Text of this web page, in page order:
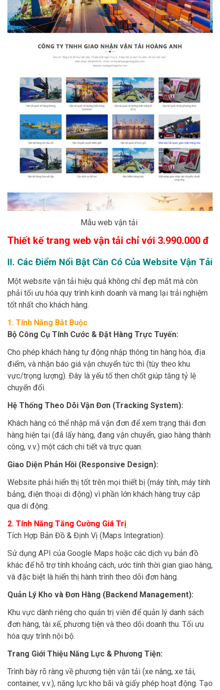
Mẫu web vận tải
Thiết kế trang web vận tải chỉ với 3.990.000 đ
II. Các Điểm Nổi Bật Cần Có Của Website Vận Tải
Một website vận tải hiệu quả không chỉ đẹp mắt mà còn
phải tối ưu hóa quy trình kinh doanh và mang lại trải nghiệm
tốt nhất cho khách hàng.
1. Tính Năng Bắt Buộc
Bộ Công Cụ Tính Cước & Đặt Hàng Trực Tuyến:
Cho phép khách hàng tự động nhập thông tin hàng hóa, địa
điểm, và nhận báo giá vận chuyển tức thì (tùy theo khu
vực/trọng lượng). Đây là yếu tố then chốt giúp tăng tỷ lệ
chuyển đổi.
Hệ Thống Theo Dõi Vận Đơn (Tracking System):
Khách hàng có thể nhập mã vận đơn để xem trạng thái đơn
hàng hiện tại (đã lấy hàng, đang vận chuyển, giao hàng thành
công, v.v.) một cách chi tiết và trực quan.
Giao Diện Phản Hồi (Responsive Design):
Website phải hiển thị tốt trên mọi thiết bị (máy tính, máy tính
bảng, điện thoại di động) vì phần lớn khách hàng truy cập
qua di động.
2. Tính Năng Tăng Cường Giá Trị
Tích Hợp Bản Đồ & Định Vị (Maps Integration):
Sử dụng API của Google Maps hoặc các dịch vụ bản đồ
khác để hỗ trợ tính khoảng cách, ước tính thời gian giao hàng,
và đặc biệt là hiển thị hành trình theo dõi đơn hàng.
Quản Lý Kho và Đơn Hàng (Backend Management):
Khu vực dành riêng cho quản trị viên để quản lý danh sách
đơn hàng, tài xế, phương tiện và theo dõi doanh thu. Tối ưu
hóa quy trình nội bộ.
Trang Giới Thiệu Năng Lực & Phương Tiện:
Trình bày rõ ràng về phương tiện vận tải (xe nâng, xe tải,
container, v.v.), năng lực kho bãi và giấy phép hoạt động. Tạo